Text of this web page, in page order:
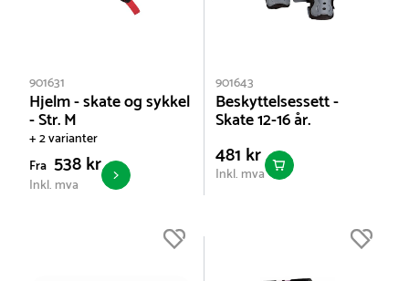
901631
Hjelm - skate og sykkel
- Str. M
+ 2 varianter
Fra 538 kr
Inkl. mva
901643
Beskyttelsessett -
Skate 12-16 år.
481 kr
Inkl. mva